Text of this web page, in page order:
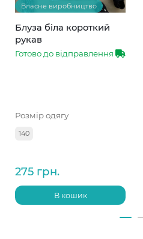
Власне виробництво
Блуза біла короткий
рукав
Готово до відправлення
Розмір одягу
140
275 грн.
В кошик